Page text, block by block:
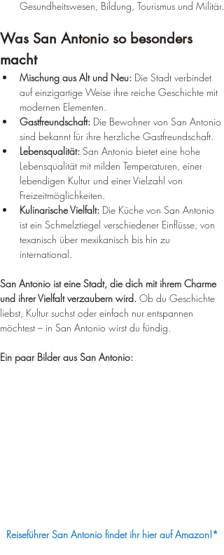
Gesundheitswesen, Bildung, Tourismus und Militär.
Was San Antonio so besonders
macht
Mischung aus Alt und Neu: Die Stadt verbindet
auf einzigartige Weise ihre reiche Geschichte mit
modernen Elementen.
Gastfreundschaft: Die Bewohner von San Antonio
sind bekannt für ihre herzliche Gastfreundschaft.
Lebensqualität: San Antonio bietet eine hohe
Lebensqualität mit milden Temperaturen, einer
lebendigen Kultur und einer Vielzahl von
Freizeitmöglichkeiten.
Kulinarische Vielfalt: Die Küche von San Antonio
ist ein Schmelztiegel verschiedener Einflüsse, von
texanisch über mexikanisch bis hin zu
international.
San Antonio ist eine Stadt, die dich mit ihrem Charme
und ihrer Vielfalt verzaubern wird. Ob du Geschichte
liebst, Kultur suchst oder einfach nur entspannen
möchtest – in San Antonio wirst du fündig.
Ein paar Bilder aus San Antonio:
Reiseführer San Antonio findet ihr hier auf Amazon!*